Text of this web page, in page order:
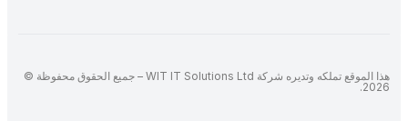
هذا الموقع تملكه وتديره شركة WIT IT Solutions Ltd – جميع الحقوق محفوظة ©
2026.